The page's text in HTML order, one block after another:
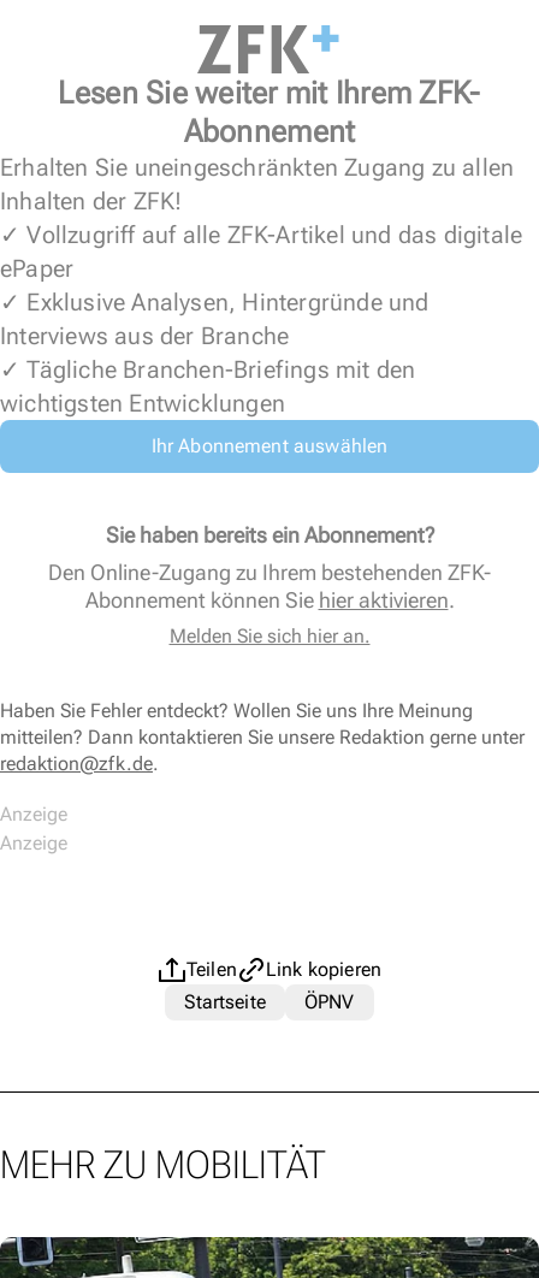
Lesen Sie weiter mit Ihrem ZFK-
Abonnement
Erhalten Sie uneingeschränkten Zugang zu allen
Inhalten der ZFK!
✓ Vollzugriff auf alle ZFK-Artikel und das digitale
ePaper
✓ Exklusive Analysen, Hintergründe und
Interviews aus der Branche
✓ Tägliche Branchen-Briefings mit den
wichtigsten Entwicklungen
Ihr Abonnement auswählen
Sie haben bereits ein Abonnement?
Den Online-Zugang zu Ihrem bestehenden ZFK-
Abonnement können Sie hier aktivieren.
Melden Sie sich hier an.
Haben Sie Fehler entdeckt? Wollen Sie uns Ihre Meinung
mitteilen? Dann kontaktieren Sie unsere Redaktion gerne unter
redaktion@zfk.de.
Teilen
Link kopieren
Startseite
ÖPNV
MEHR ZU MOBILITÄT